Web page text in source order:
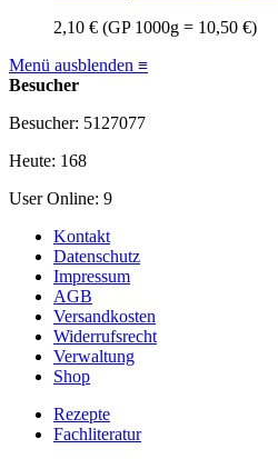
2,10 € (GP 1000g = 10,50 €)
Menü ausblenden ≡
Besucher
Besucher: 5127077
Heute: 168
User Online: 9
Kontakt
Datenschutz
Impressum
AGB
Versandkosten
Widerrufsrecht
Verwaltung
Shop
Rezepte
Fachliteratur